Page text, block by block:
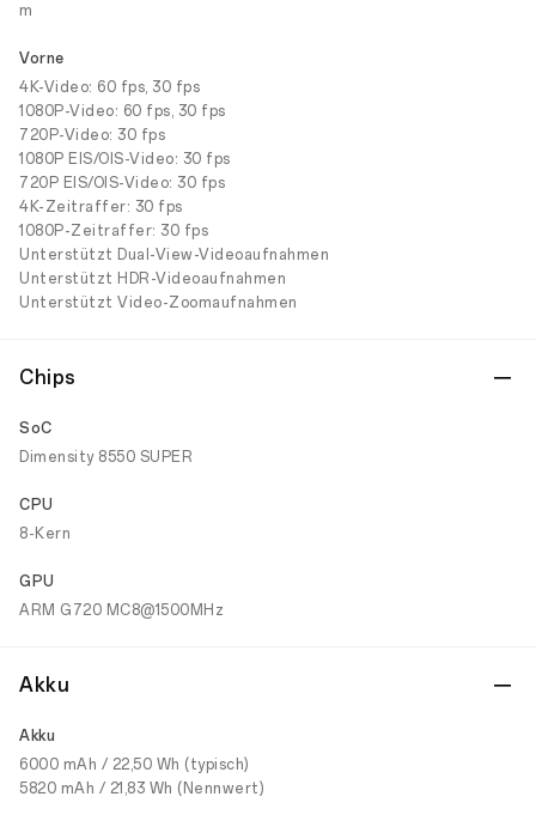
m
Vorne
4K-Video: 60 fps, 30 fps
1080P-Video: 60 fps, 30 fps
720P-Video: 30 fps
1080P EIS/OIS-Video: 30 fps
720P EIS/OIS-Video: 30 fps
4K-Zeitraffer: 30 fps
1080P-Zeitraffer: 30 fps
Unterstützt Dual-View-Videoaufnahmen
Unterstützt HDR-Videoaufnahmen
Unterstützt Video-Zoomaufnahmen
Chips
SoC
Dimensity 8550 SUPER
CPU
8-Kern
GPU
ARM G720 MC8@1500MHz
Akku
Akku
6000 mAh / 22,50 Wh (typisch)
5820 mAh / 21,83 Wh (Nennwert)